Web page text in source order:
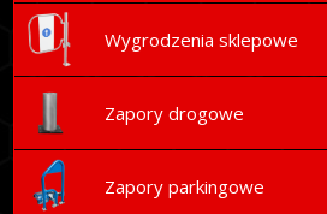
Wygrodzenia sklepowe
Zapory drogowe
Zapory parkingowe